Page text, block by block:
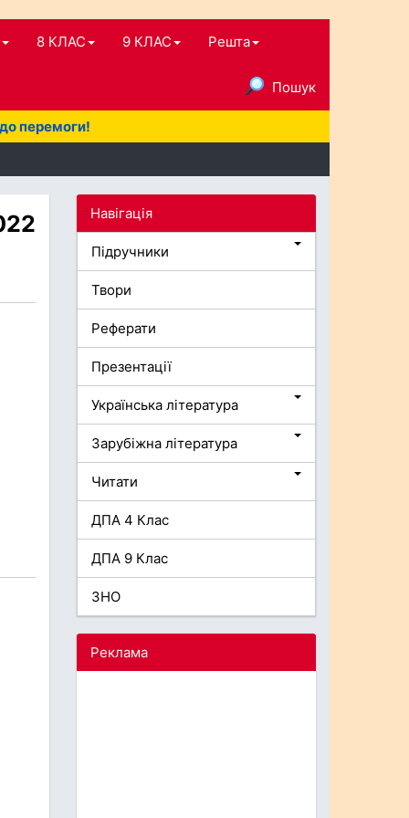
8 КЛАС 9 КЛАС Решта
Пошук
перемоги!
Навігація
Підручники
Твори
Реферати
Презентації
Українська література
Зарубіжна література
Читати
ДПА 4 Клас
ДПА 9 Клас
ЗНО
Реклама